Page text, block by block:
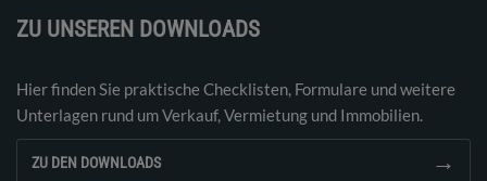
ZU UNSEREN DOWNLOADS
Hier finden Sie praktische Checklisten, Formulare und weitere
Unterlagen rund um Verkauf, Vermietung und Immobilien.
ZU DEN DOWNLOADS →